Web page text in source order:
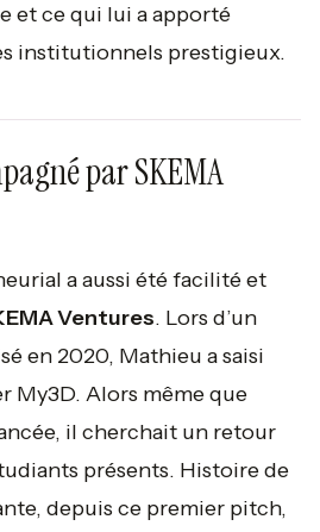
et ce qui lui a apporté
institutionnels prestigieux.
par SKEMA
a aussi été facilité et
Ventures. Lors d’un
en 2020, Mathieu a saisi
My3D. Alors même que
il cherchait un retour
présents. Histoire de
depuis ce premier pitch,